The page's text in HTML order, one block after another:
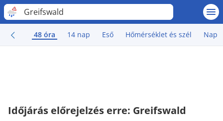
Greifswald
48 óra 14 nap Eső Hőmérséklet és szél Nap
Időjárás előrejelzés erre: Greifswald